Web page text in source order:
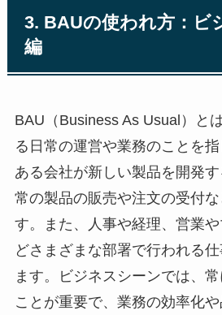
3. BAUの使われ方：ビ
編
BAU（Business As Usual）と
る日常の運営や業務のことを指
ある会社が新しい製品を開発
常の製品の販売や注文の受付
す。また、人事や経理、営業
どさまざまな部署で行われる
ます。ビジネスシーンでは、
ことが重要で、業務の効率化